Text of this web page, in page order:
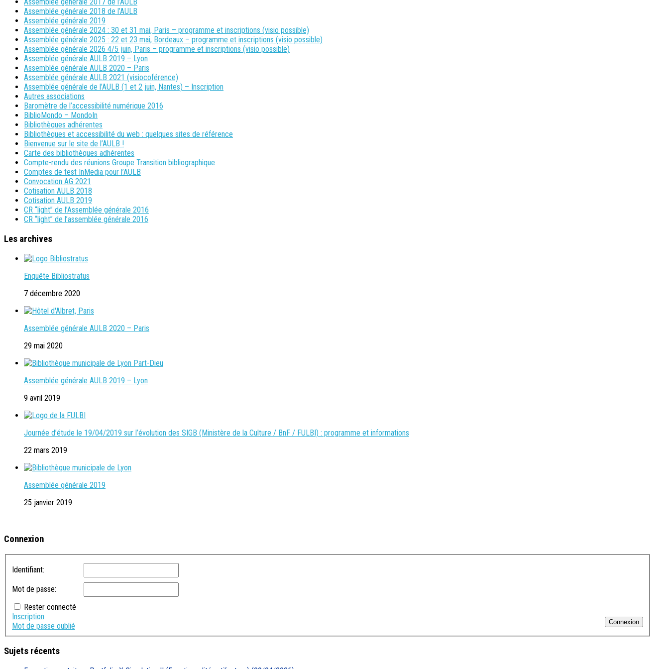
Assemblée générale 2018 de l’AULB
Assemblée générale 2019
Assemblée générale 2024 : 30 et 31 mai, Paris – programme et inscriptions (visio possible)
Assemblée générale 2025 : 22 et 23 mai, Bordeaux – programme et inscriptions (visio possible)
Assemblée générale 2026 4/5 juin, Paris – programme et inscriptions (visio possible)
Assemblée générale AULB 2019 – Lyon
Assemblée générale AULB 2020 – Paris
Assemblée générale AULB 2021 (visiocoférence)
Assemblée générale de l’AULB (1 et 2 juin, Nantes) – Inscription
Autres associations
Baromètre de l’accessibilité numérique 2016
BiblioMondo – MondoIn
Bibliothèques adhérentes
Bibliothèques et accessibilité du web : quelques sites de référence
Bienvenue sur le site de l’AULB !
Carte des bibliothèques adhérentes
Compte-rendu des réunions Groupe Transition bibliographique
Comptes de test InMedia pour l’AULB
Convocation AG 2021
Cotisation AULB 2018
Cotisation AULB 2019
CR “light” de l’Assemblée générale 2016
CR “light” de l’assemblée générale 2016
Les archives
Enquête Bibliostratus
7 décembre 2020
Assemblée générale AULB 2020 – Paris
29 mai 2020
Assemblée générale AULB 2019 – Lyon
9 avril 2019
Journée d’étude le 19/04/2019 sur l’évolution des SIGB (Ministère de la Culture / BnF / FULBI) : programme et informations
22 mars 2019
Assemblée générale 2019
25 janvier 2019
Connexion
Identifiant:
Mot de passe:
Rester connecté
Connexion
Inscription
Mot de passe oublié
Sujets récents